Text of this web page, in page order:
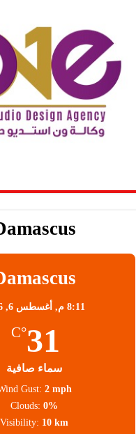
8:11 م, أغسطس 6, 2026
31
°C
سماء صافية
Gust: 2 mph
Clouds: 0%
Visibility: 10 km